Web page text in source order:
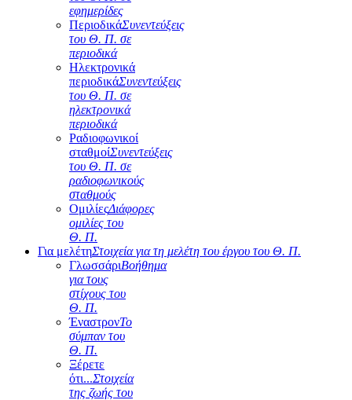
εφημερίδες
ΠεριοδικάΣυνεντεύξεις
του Θ. Π. σε
περιοδικά
Ηλεκτρονικά
περιοδικάΣυνεντεύξεις
του Θ. Π. σε
ηλεκτρονικά
περιοδικά
Ραδιοφωνικοί
σταθμοίΣυνεντεύξεις
του Θ. Π. σε
ραδιοφωνικούς
σταθμούς
ΟμιλίεςΔιάφορες
ομιλίες του
Θ. Π.
Για μελέτηΣτοιχεία για τη μελέτη του έργου του Θ. Π.
ΓλωσσάριΒοήθημα
για τους
στίχους του
Θ. Π.
ΈναστρονΤο
σύμπαν του
Θ. Π.
Ξέρετε
ότι...Στοιχεία
της ζωής του